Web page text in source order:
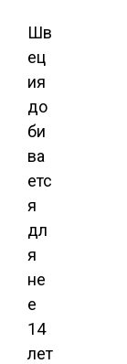
Шв
ец
ия
до
би
ва
етс
я
дл
я
не
е
14
лет